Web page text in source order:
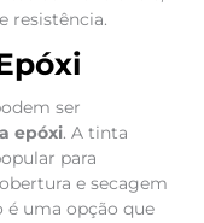
resistência.
ser
epóxi. A tinta
para
e secagem
é uma opção que